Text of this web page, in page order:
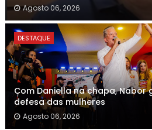
Agosto 06, 2026
DESTAQUE
Com Daniella na chapa, Nabor
defesa das mulheres
Agosto 06, 2026